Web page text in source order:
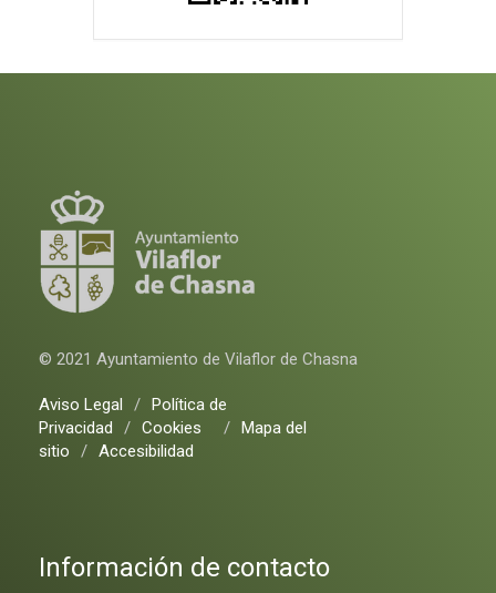
© 2021 Ayuntamiento de Vilaflor de Chasna
Aviso Legal / Política de
Privacidad
/ Cookies / Mapa del
sitio
/ Accesibilidad
Información de contacto